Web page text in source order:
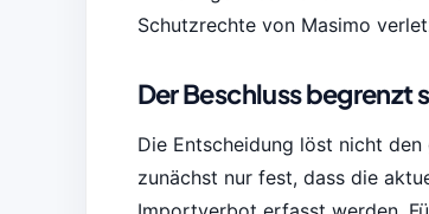
Schutzrechte von Masimo
Der Beschluss
Die Entscheidung löst nicht
zunächst nur fest, dass die